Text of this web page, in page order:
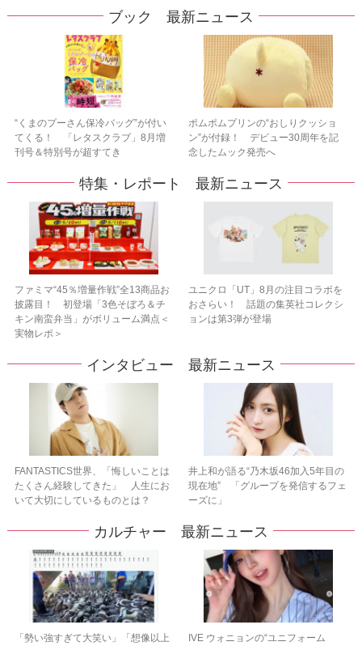
ブック 最新ニュース
“くまのプーさん保冷バッグ”が付い
てくる！ 「レタスクラブ」8月増
刊号＆特別号が超すてき
ポムポムプリンの“おしりクッショ
ン”が付録！ デビュー30周年を記
念したムック発売へ
特集・レポート 最新ニュース
ファミマ“45％増量作戦”全13商品お
披露目！ 初登場「3色そぼろ＆チ
キン南蛮弁当」がボリューム満点＜
実物レポ＞
ユニクロ「UT」8月の注目コラボを
おさらい！ 話題の集英社コレクシ
ョンは第3弾が登場
インタビュー 最新ニュース
FANTASTICS世界、「悔しいことは
たくさん経験してきた」 人生にお
いて大切にしているものとは？
井上和が語る“乃木坂46加入5年目の
現在地” 「グループを発信するフェ
ーズに」
カルチャー 最新ニュース
「勢い強すぎて大笑い」「想像以上
IVE ウォニョンの“ユニフォーム